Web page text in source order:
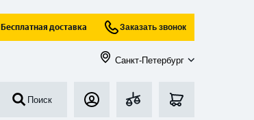
Бесплатная доставка Заказать звонок
Санкт-Петербург
Поиск